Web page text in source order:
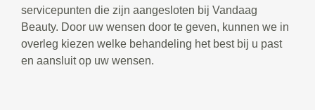
servicepunten die zijn aangesloten bij Vandaag
Beauty. Door uw wensen door te geven, kunnen we in
overleg kiezen welke behandeling het best bij u past
en aansluit op uw wensen.